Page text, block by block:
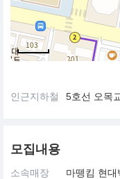
인근지하철 5호선 오목
모집내용
소속매장 마뗑킴 현대